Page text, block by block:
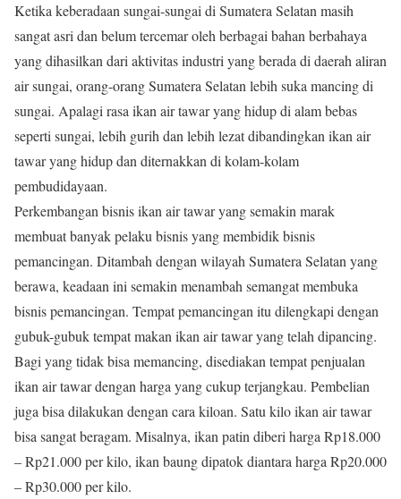
Ketika keberadaan sungai-sungai di Sumatera Selatan masih
sangat asri dan belum tercemar oleh berbagai bahan berbahaya
yang dihasilkan dari aktivitas industri yang berada di daerah aliran
air sungai, orang-orang Sumatera Selatan lebih suka mancing di
sungai. Apalagi rasa ikan air tawar yang hidup di alam bebas
seperti sungai, lebih gurih dan lebih lezat dibandingkan ikan air
tawar yang hidup dan diternakkan di kolam-kolam
pembudidayaan.
Perkembangan bisnis ikan air tawar yang semakin marak
membuat banyak pelaku bisnis yang membidik bisnis
pemancingan. Ditambah dengan wilayah Sumatera Selatan yang
berawa, keadaan ini semakin menambah semangat membuka
bisnis pemancingan. Tempat pemancingan itu dilengkapi dengan
gubuk-gubuk tempat makan ikan air tawar yang telah dipancing.
Bagi yang tidak bisa memancing, disediakan tempat penjualan
ikan air tawar dengan harga yang cukup terjangkau. Pembelian
juga bisa dilakukan dengan cara kiloan. Satu kilo ikan air tawar
bisa sangat beragam. Misalnya, ikan patin diberi harga Rp18.000
– Rp21.000 per kilo, ikan baung dipatok diantara harga Rp20.000
– Rp30.000 per kilo.